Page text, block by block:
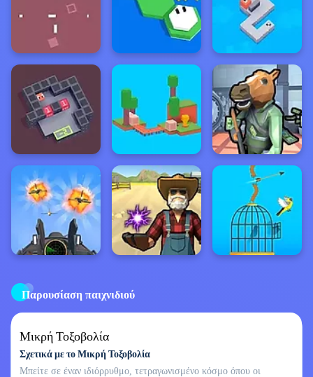
Παρουσίαση παιχνιδιού
Μικρή Τοξοβολία
Σχετικά με το Μικρή Τοξοβολία
Μπείτε σε έναν ιδιόρρυθμο, τετραγωνισμένο κόσμο όπου οι